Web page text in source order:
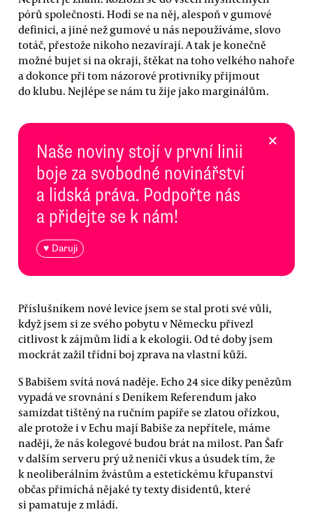
pórů společnosti. Hodí se na něj, alespoň v gumové
definici, a jiné než gumové u nás nepoužíváme, slovo
totáč, přestože nikoho nezavírají. A tak je konečně
možné bujet si na okraji, štěkat na toho velkého nahoře
a dokonce při tom názorové protivníky přijmout
do klubu. Nejlépe se nám tu žije jako marginálům.
Naše noviny stojí v první linii
boje za svobodné novinářství
a lidská práva. Podpořte nás
a přidejte se k nám!
♥ Daruji
×
Příslušníkem nové levice jsem se stal proti své vůli,
když jsem si ze svého pobytu v Německu přivezl
citlivost k zájmům lidí a k ekologii. Od té doby jsem
mockrát zažil třídní boj zprava na vlastní kůži.
S Babišem svítá nová naděje. Echo 24 sice díky penězům
vypadá ve srovnání s Deníkem Referendum jako
samizdat tištěný na ručním papíře se zlatou ořízkou,
ale protože i v Echu mají Babiše za nepřítele, máme
naději, že nás kolegové budou brát na milost. Pan Šafr
v dalším serveru prý už neničí vkus a úsudek tím, že
k neoliberálním žvástům a estetickému křupanství
občas přimíchá nějaké ty texty disidentů, které
si pamatuje z mládí.